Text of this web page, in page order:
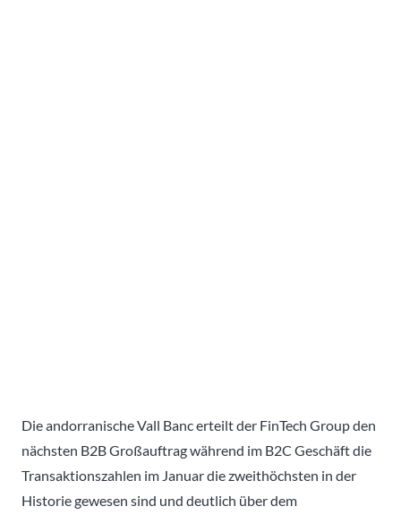
Die andorranische Vall Banc erteilt der FinTech Group den
nächsten B2B Großauftrag während im B2C Geschäft die
Transaktionszahlen im Januar die zweithöchsten in der
Historie gewesen sind und deutlich über dem